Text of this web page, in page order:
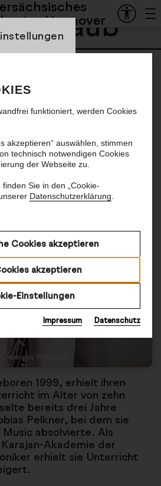
funktioniert, werden Cookies
akzeptieren“ auswählen, stimmen
technisch notwendigen Cookies
der Webseite zu.
Sie in den „Cookie-
Datenschutzerklärung
Cookies akzeptieren
akzeptieren
Einstellungen
Impressum Datenschutz
Hannover
Traub
Heidrich
1999, erhielt ihren
im Alter von zehn
bereits drei Jahre
Pelkner, bei dem sie
absolvierte. Als
Akademie der
erhielt sie Unterricht